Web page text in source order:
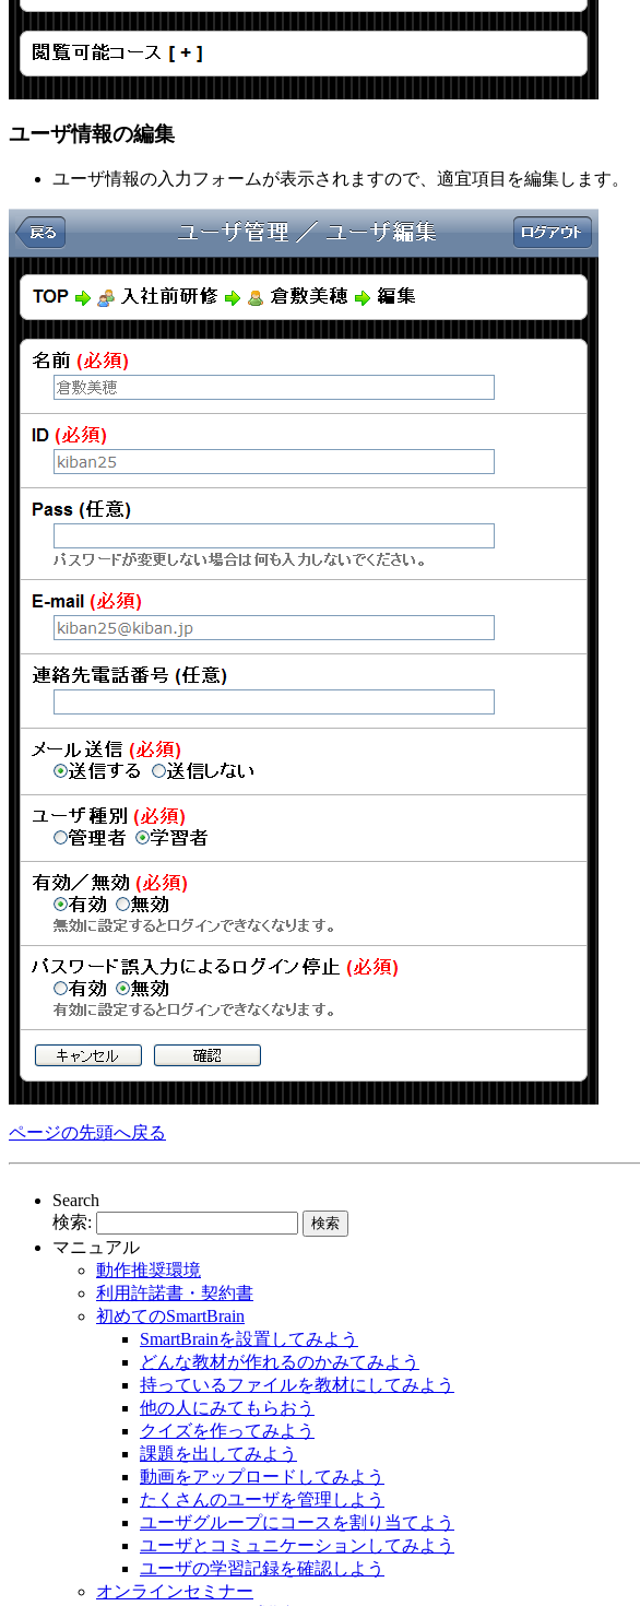
ユーザ情報の編集
ユーザ情報の入力フォームが表示されますので、適宜項目を編集します。
ページの先頭へ戻る
Search
検索:
マニュアル
動作推奨環境
利用許諾書・契約書
初めてのSmartBrain
SmartBrainを設置してみよう
どんな教材が作れるのかみてみよう
持っているファイルを教材にしてみよう
他の人にみてもらおう
クイズを作ってみよう
課題を出してみよう
動画をアップロードしてみよう
たくさんのユーザを管理しよう
ユーザグループにコースを割り当てよう
ユーザとコミュニケーションしてみよう
ユーザの学習記録を確認しよう
オンラインセミナー